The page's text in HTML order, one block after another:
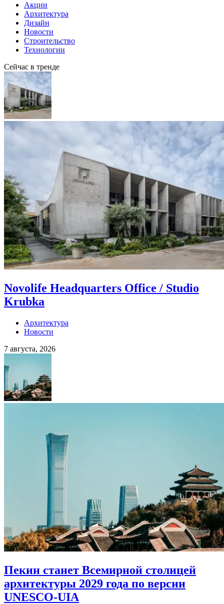
Акции
Архитектура
Дизайн
Новости
Строительство
Технологии
Сейчас в тренде
Novolife Headquarters Office / Studio
Krubka
Архитектура
Новости
7 августа, 2026
Пекин станет Всемирной столицей
архитектуры 2029 года по версии
UNESCO-UIA